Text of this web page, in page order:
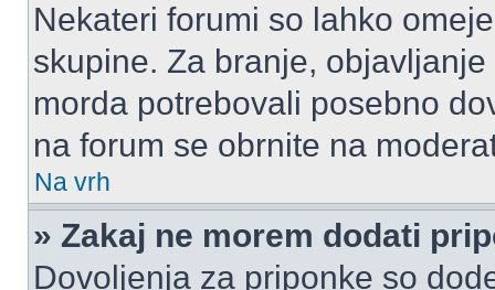
Nekateri forumi so lahko
skupine. Za branje,
morda potrebovali posebno
na forum se obrnite na
Na vrh
» Zakaj ne morem dodati
Dovoljenja za priponke so